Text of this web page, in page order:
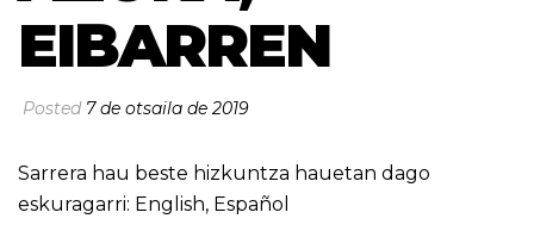
EIBARREN
Posted 7 de otsaila de 2019
Sarrera hau beste hizkuntza hauetan dago
eskuragarri: English, Español